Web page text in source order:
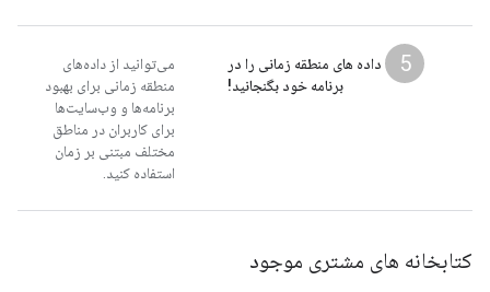
5
داده های منطقه زمانی را در
برنامه خود بگنجانید!
می‌توانید از داده‌های
منطقه زمانی برای بهبود
برنامه‌ها و وب‌سایت‌ها
برای کاربران در مناطق
مختلف مبتنی بر زمان
استفاده کنید.
کتابخانه های مشتری موجود